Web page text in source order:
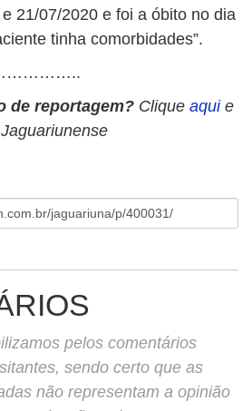
21/07/2020 e foi a óbito no dia
tinha comorbidades”.
de reportagem? Clique aqui e
pelos comentários
sendo certo que as
não representam a opinião